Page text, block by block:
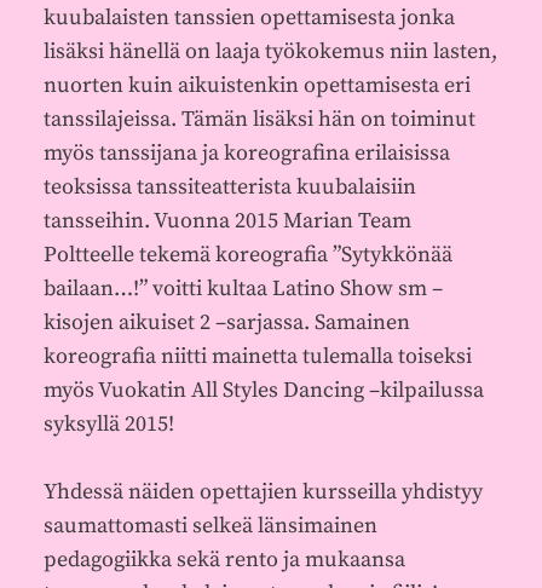
kuubalaisten tanssien opettamisesta jonka
lisäksi hänellä on laaja työkokemus niin lasten,
nuorten kuin aikuistenkin opettamisesta eri
tanssilajeissa. Tämän lisäksi hän on toiminut
myös tanssijana ja koreografina erilaisissa
teoksissa tanssiteatterista kuubalaisiin
tansseihin. Vuonna 2015 Marian Team
Poltteelle tekemä koreografia ”Sytykkönää
bailaan…!” voitti kultaa Latino Show sm –
kisojen aikuiset 2 –sarjassa. Samainen
koreografia niitti mainetta tulemalla toiseksi
myös Vuokatin All Styles Dancing –kilpailussa
syksyllä 2015!
Yhdessä näiden opettajien kursseilla yhdistyy
saumattomasti selkeä länsimainen
pedagogiikka sekä rento ja mukaansa